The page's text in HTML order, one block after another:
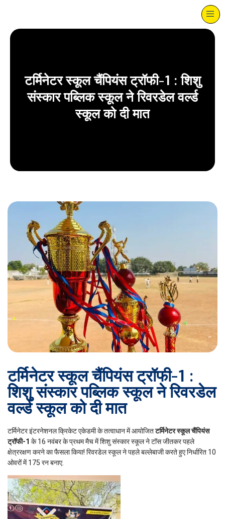
टर्मिनेटर स्कूल चैंपियंस ट्रॉफी-1 : शिशु
संस्कार पब्लिक स्कूल ने रिवरडेल वर्ल्ड
स्कूल को दी मात
टर्मिनेटर स्कूल चैंपियंस ट्रॉफी-1 :
शिशु संस्कार पब्लिक स्कूल ने रिवरडेल
वर्ल्ड स्कूल को दी मात
टर्मिनेटर इंटरनेशनल क्रिकेट एकेडमी के तत्वाधान में आयोजितटर्मिनेटर स्कूल चैंपियंस
ट्रॉफी-1 के 16 नवंबर के प्रथम मैच में शिशु संस्कार स्कूल ने टॉस जीतकर पहले
क्षेत्ररक्षण करने का फैसला किया! रिवरडेल स्कूल ने पहले बल्लेबाजी करते हुए निर्धारित 10
ओवरों में 175 रन बनाए.